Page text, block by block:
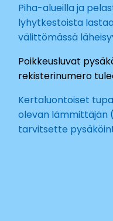
Piha-alueilla ja
lyhytkestoista
välittömässä
Poikkeusluvat
rekisterinumero
Kertaluontoiset
olevan lämmittäjän
tarvitsette